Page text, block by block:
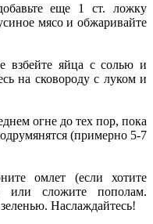
еще 1 ст. ложку
мясо и обжаривайте
взбейте яйца с солью и
на сковороду с луком и
огне до тех пор, пока
(примерно 5-7
омлет (если хотите
или сложите пополам.
Наслаждайтесь!